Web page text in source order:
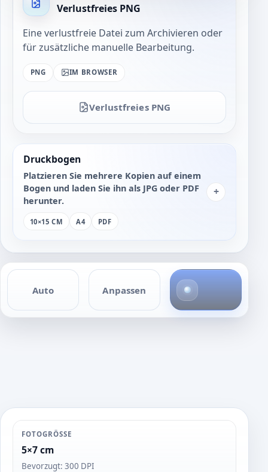
Verlustfreies PNG
Eine verlustfreie Datei zum Archivieren oder
für zusätzliche manuelle Bearbeitung.
PNG IM BROWSER
Verlustfreies PNG
Druckbogen
Platzieren Sie mehrere Kopien auf einem
Bogen und laden Sie ihn als JPG oder PDF
herunter.
10×15 CM A4 PDF
+
Auto Anpassen
o
FOTOGRÖSSE
5×7 cm
Bevorzugt: 300 DPI